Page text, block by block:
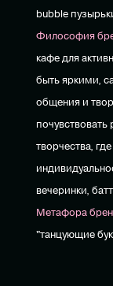
bubble
Философия
кафе для
быть яркими,
общения и
творчества,
вечеринки,
Метафора
"танцующие